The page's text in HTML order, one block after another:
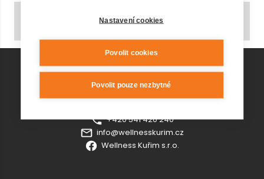
Benefitní programy a karty
KONTAKT AQUAPARK
+420 541 420 240
info@wellnesskurim.cz
Wellness Kuřim s.r.o.
Nastavení cookies
Povolit cookies
Povolit pouze nezbytné